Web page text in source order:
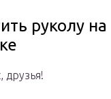
руколу на
друзья!